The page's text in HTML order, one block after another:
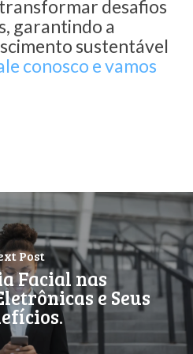
desafios
garantindo a
sustentável
conosco e vamos
Post
Facial nas
e Seus